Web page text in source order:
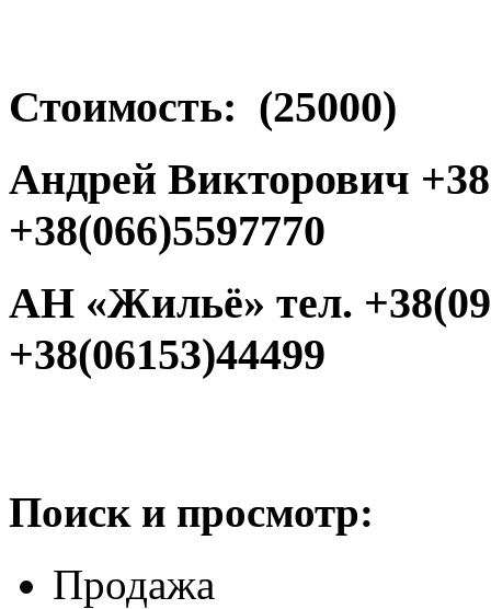
Стоимость: (25000)
Андрей Викторович
+38(066)5597770
АН «Жильё» тел.
+38(06153)44499
Поиск и просмотр:
Продажа